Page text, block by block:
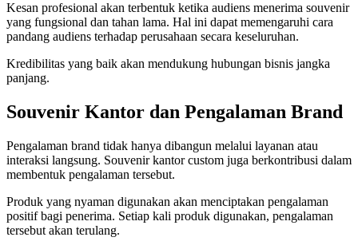
Kesan profesional akan terbentuk ketika audiens menerima souvenir
yang fungsional dan tahan lama. Hal ini dapat memengaruhi cara
pandang audiens terhadap perusahaan secara keseluruhan.
Kredibilitas yang baik akan mendukung hubungan bisnis jangka
panjang.
Souvenir Kantor dan Pengalaman Brand
Pengalaman brand tidak hanya dibangun melalui layanan atau
interaksi langsung. Souvenir kantor custom juga berkontribusi dalam
membentuk pengalaman tersebut.
Produk yang nyaman digunakan akan menciptakan pengalaman
positif bagi penerima. Setiap kali produk digunakan, pengalaman
tersebut akan terulang.